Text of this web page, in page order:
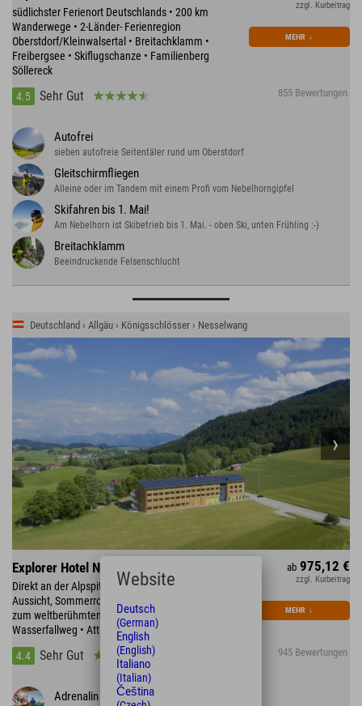
südlichster Ferienort Deutschlands • 200 km
Wanderwege • 2-Länder- Ferienregion
Oberstdorf/Kleinwalsertal • Breitachklamm •
Freibergsee • Skiflugschanze • Familienberg
Söllereck
4.5
Sehr Gut 855 Bewertungen
zzgl. Kurbeitrag
MEHR ↓
Autofrei
sieben autofreie Seitentäler rund um Oberstdorf
Gleitschirmfliegen
Alleine oder im Tandem mit einem Profi vom Nebelhorngipfel
Skifahren bis 1. Mai!
Am Nebelhorn ist Skibetrieb bis 1. Mai. - oben Ski, unten Frühling :-)
Breitachklamm
Beeindruckende Felsenschlucht
Deutschland › Allgäu › Königsschlösser › Nesselwang
Explorer Hotel Neuschwanstein
Direkt an der Alpspitzbahn: Wandern, Panorama-
Aussicht, Sommerrodeln & Alpspitzkick • in 20 min
zum weltberühmten Königschloss Neuschwanstein •
Wasserfallweg • Attlesee • Forggensee
4.4
Sehr Gut 945 Bewertungen
ab 975,12 €
zzgl. Kurbeitrag
MEHR ↓
Adrenalin pur
Website
Deutsch
(German)
English
(English)
Italiano
(Italian)
Čeština